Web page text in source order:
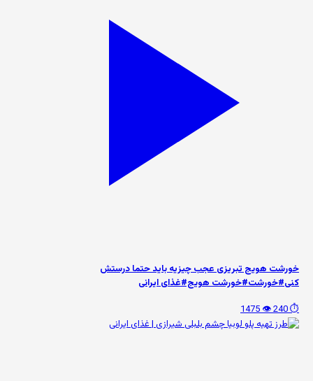
خورشت هویج تبریزی عجب چیزیه باید حتما درستش
کنی#خورشت#خورشت هویج#غذای ایرانی
⏱️ 240
👁️ 1475